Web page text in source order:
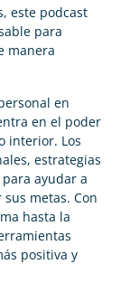
este podcast
para
manera
en
en el poder
interior. Los
estrategias
ayudar a
metas. Con
hasta la
positiva y